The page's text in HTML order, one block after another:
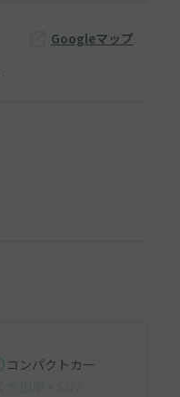
Googleマップ
コンパクトカー